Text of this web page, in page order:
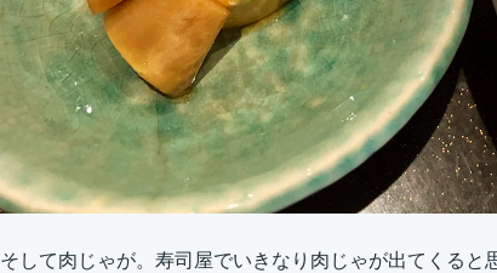
そして肉じゃが。寿司屋でいきなり肉じゃが出てくると